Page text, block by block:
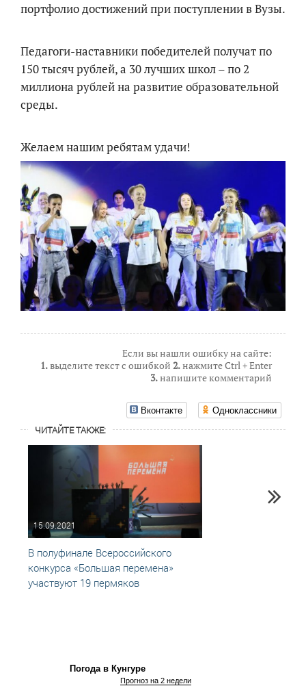
портфолио достижений при поступлении в Вузы.
Педагоги-наставники победителей получат по
150 тысяч рублей, а 30 лучших школ – по 2
миллиона рублей на развитие образовательной
среды.
Желаем нашим ребятам удачи!
Если вы нашли ошибку на сайте:
1.выделите текст с ошибкой 2.нажмите Ctrl + Enter
3.напишите комментарий
Вконтакте Одноклассники
ЧИТАЙТЕ ТАКЖЕ:
15.09.2021
В полуфинале Всероссийского
конкурса «Большая перемена»
участвуют 19 пермяков
Погода в Кунгуре
Прогноз на 2 недели